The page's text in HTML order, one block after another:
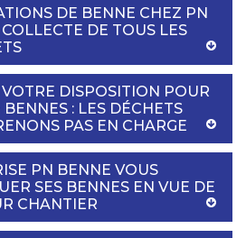
DE BENNE CHEZ PN
DE TOUS LES
DISPOSITION POUR
: LES DÉCHETS
PAS EN CHARGE
PN BENNE VOUS
SES BENNES EN VUE DE
CHANTIER